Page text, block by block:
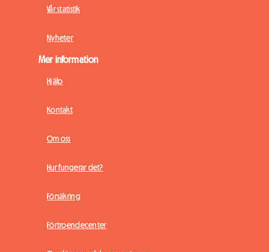
Vår statistik
Nyheter
Mer information
Hjälp
Kontakt
Om oss
Hur fungerar det?
Försäkring
Förtroendecenter